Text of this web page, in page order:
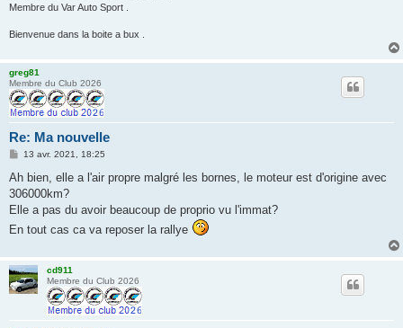
Membre du Var Auto Sport .
Bienvenue dans la boite a bux .
greg81
Membre du Club 2026
Re: Ma nouvelle
M
s
a
g
13 avr. 2021, 18:25
Ah bien, elle a l'air propre malgré les bornes, le moteur est d'origine avec
306000km?
Elle a pas du avoir beaucoup de proprio vu l'immat?
En tout cas ca va reposer la rallye
cd911
Membre du Club 2026